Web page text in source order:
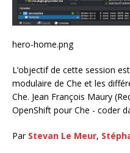
hero-home.png
L’objectif de cette session
modulaire de Che et les
Che. Jean François Maury
OpenShift pour Che - coder
Par Stevan Le Meur,